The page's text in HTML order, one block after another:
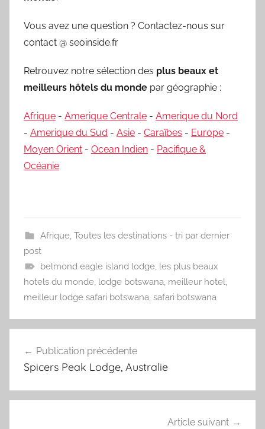
Vous avez une question ? Contactez-nous sur
contact @ seoinside.fr
Retrouvez notre sélection des plus beaux et
meilleurs hôtels du monde par géographie :
Afrique - Amerique Centrale - Amerique du Nord
- Amerique du Sud - Asie - Caraïbes - Europe -
Moyen Orient - Ocean Indien - Pacifique &
Océanie
Afrique, Toutes les destinations - tri par dernier
post
belmond eagle island lodge, les plus beaux
hotels du monde, lodge botswana, meilleur hotel,
meilleur lodge safari botswana, safari botswana
de
Publication précédente
Spicers Peak Lodge, Australie
Article suivant